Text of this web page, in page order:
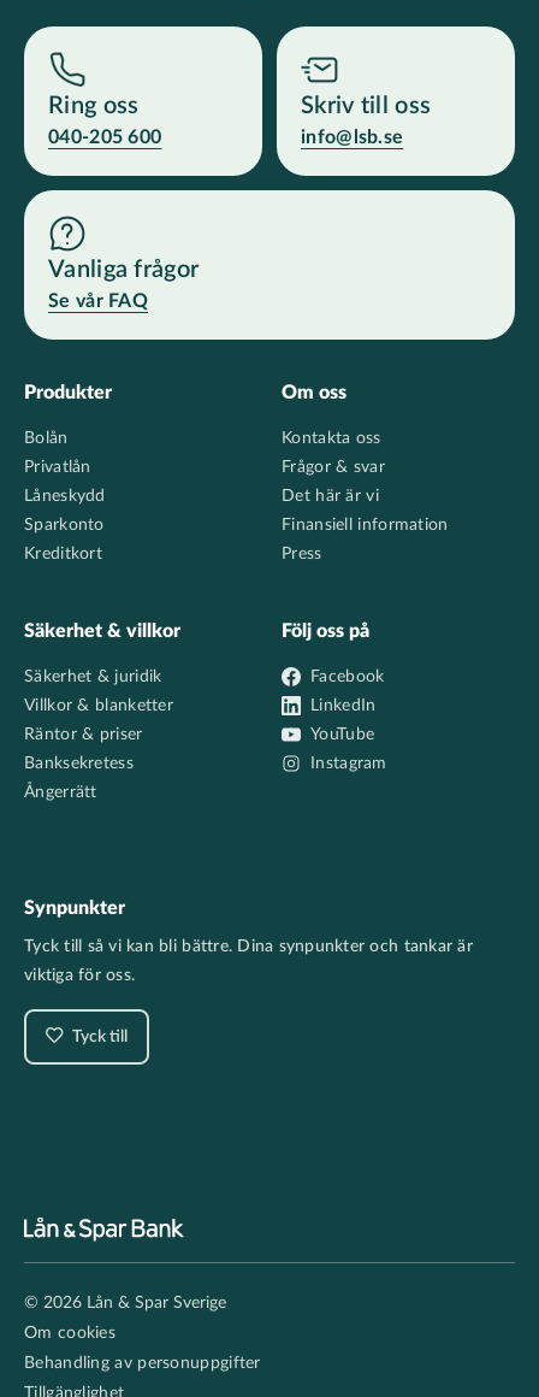
Ring oss
040-205 600
Skriv till oss
info@lsb.se
Vanliga frågor
Se vår FAQ
Footer
Produkter
Bolån
Privatlån
Låneskydd
Sparkonto
Kreditkort
Om oss
Kontakta oss
Frågor & svar
Det här är vi
Finansiell information
Press
Säkerhet & villkor
Säkerhet & juridik
Villkor & blanketter
Räntor & priser
Banksekretess
Ångerrätt
Följ oss på
Facebook
LinkedIn
YouTube
Instagram
Synpunkter
Tyck till så vi kan bli bättre. Dina synpunkter och tankar är
viktiga för oss.
Tyck till
secondary
© 2026 Lån & Spar Sverige
Om cookies
Behandling av personuppgifter
Tillgänglighet